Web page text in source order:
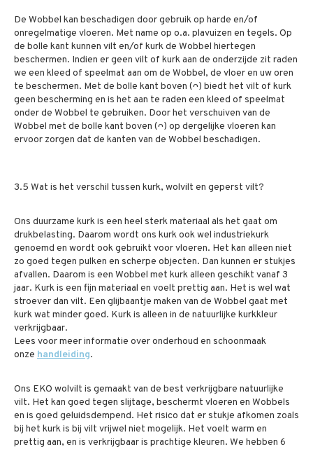
De Wobbel kan beschadigen door gebruik op harde en/of
onregelmatige vloeren. Met name op o.a. plavuizen en tegels. Op
de bolle kant kunnen vilt en/of kurk de Wobbel hiertegen
beschermen. Indien er geen vilt of kurk aan de onderzijde zit raden
we een kleed of speelmat aan om de Wobbel, de vloer en uw oren
te beschermen. Met de bolle kant boven (ᴖ) biedt het vilt of kurk
geen bescherming en is het aan te raden een kleed of speelmat
onder de Wobbel te gebruiken. Door het verschuiven van de
Wobbel met de bolle kant boven (ᴖ) op dergelijke vloeren kan
ervoor zorgen dat de kanten van de Wobbel beschadigen.
3.5 Wat is het verschil tussen kurk, wolvilt en geperst vilt?
Ons duurzame kurk is een heel sterk materiaal als het gaat om
drukbelasting. Daarom wordt ons kurk ook wel industriekurk
genoemd en wordt ook gebruikt voor vloeren. Het kan alleen niet
zo goed tegen pulken en scherpe objecten. Dan kunnen er stukjes
afvallen. Daarom is een Wobbel met kurk alleen geschikt vanaf 3
jaar. Kurk is een fijn materiaal en voelt prettig aan. Het is wel wat
stroever dan vilt. Een glijbaantje maken van de Wobbel gaat met
kurk wat minder goed. Kurk is alleen in de natuurlijke kurkkleur
verkrijgbaar.
Lees voor meer informatie over onderhoud en schoonmaak
onze handleiding.
Ons EKO wolvilt is gemaakt van de best verkrijgbare natuurlijke
vilt. Het kan goed tegen slijtage, beschermt vloeren en Wobbels
en is goed geluidsdempend. Het risico dat er stukje afkomen zoals
bij het kurk is bij vilt vrijwel niet mogelijk. Het voelt warm en
prettig aan, en is verkrijgbaar is prachtige kleuren. We hebben 6